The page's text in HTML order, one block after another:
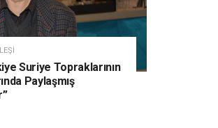
Suriye Topraklarının
Paylaşmış